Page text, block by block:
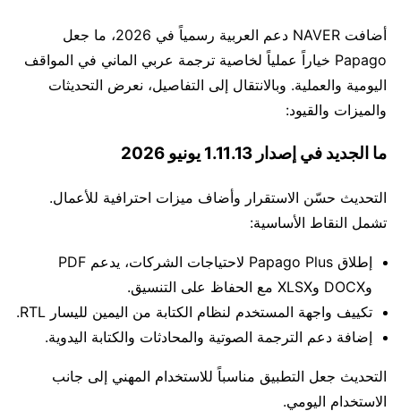
أضافت NAVER دعم العربية رسمياً في 2026، ما جعل
Papago خياراً عملياً لخاصية ترجمة عربي الماني في المواقف
اليومية والعملية. وبالانتقال إلى التفاصيل، نعرض التحديثات
والميزات والقيود:
ما الجديد في إصدار 1.11.13 يونيو 2026
التحديث حسّن الاستقرار وأضاف ميزات احترافية للأعمال.
تشمل النقاط الأساسية:
إطلاق Papago Plus لاحتياجات الشركات، يدعم PDF
وDOCX وXLSX مع الحفاظ على التنسيق.
تكييف واجهة المستخدم لنظام الكتابة من اليمين لليسار RTL.
إضافة دعم الترجمة الصوتية والمحادثات والكتابة اليدوية.
التحديث جعل التطبيق مناسباً للاستخدام المهني إلى جانب
الاستخدام اليومي.